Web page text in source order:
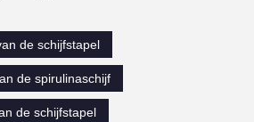
de schijfstapel
de spirulinaschijf
de schijfstapel